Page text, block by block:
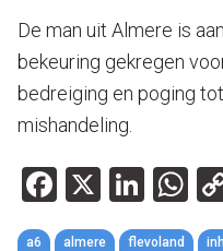
De man uit Almere is
bekeuring gekregen
bedreiging en poging
mishandeling.
Facebook
X
a6 almere flevoland